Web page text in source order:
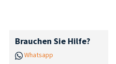
Brauchen Sie Hilfe?
Whatsapp